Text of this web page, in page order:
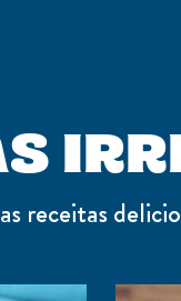
receitas